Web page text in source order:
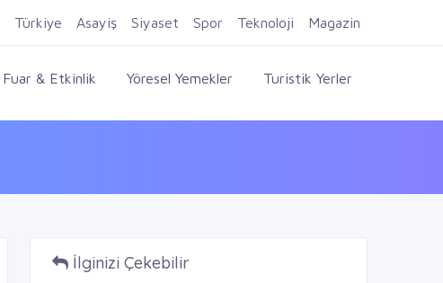
Firma Ekle Kayıt Ol Giriş Yap
Fuar & Etkinlik Yöresel Yemekler Turistik Yerler
Türkiye Asayiş Siyaset Spor Teknoloji Magazin
İlginizi Çekebilir